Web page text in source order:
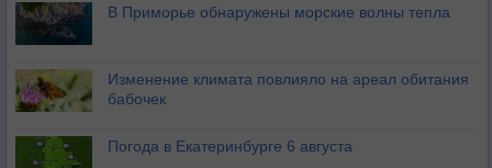
В Приморье обнаружены морские волны тепла
Изменение климата повлияло на ареал обитания
бабочек
Погода в Екатеринбурге 6 августа